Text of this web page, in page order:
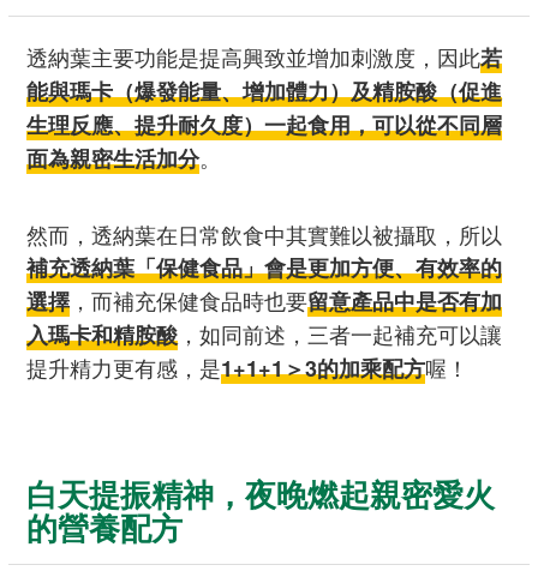
透納葉主要功能是提高興致並增加刺激度，因此若
能與瑪卡（爆發能量、增加體力）及精胺酸（促進
生理反應、提升耐久度）一起食用，可以從不同層
面為親密生活加分。
然而，透納葉在日常飲食中其實難以被攝取，所以
補充透納葉「保健食品」會是更加方便、有效率的
選擇 ，而補充保健食品時也要留意產品中是否有加
入瑪卡和精胺酸 ，如同前述，三者一起補充可以讓
提升精力更有感，是1+1+1＞3的加乘配方喔！
白天提振精神，夜晚燃起親密愛火
的營養配方